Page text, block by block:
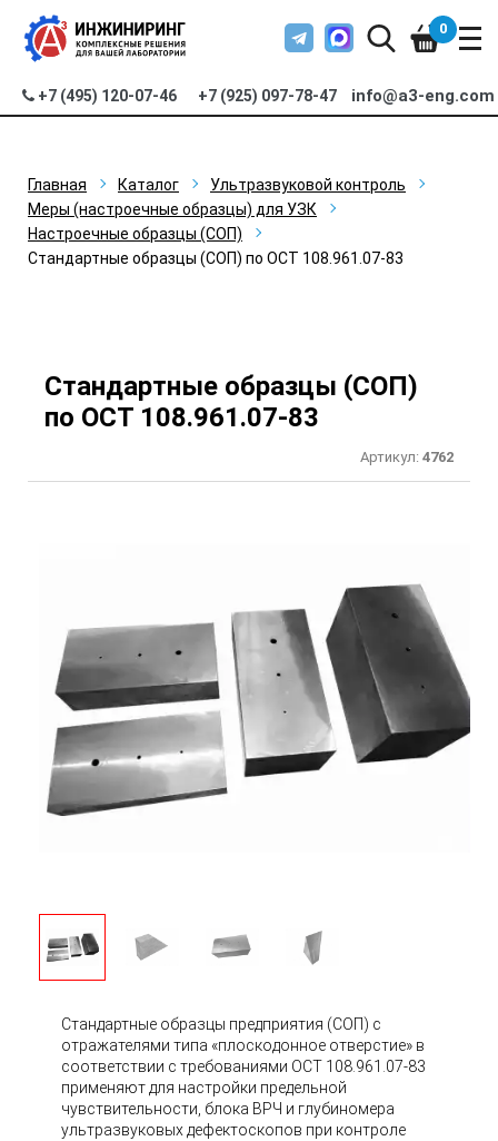
+7 (495) 120-07-46 +7 (925) 097-78-47 info@a3-eng.com
0
Главная Каталог
Ультразвуковой контроль
Меры (настроечные образцы) для УЗК
Настроечные образцы (СОП)
Стандартные образцы (СОП) по ОСТ 108.961.07-83
Стандартные образцы (СОП)
по ОСТ 108.961.07-83
Артикул: 4762
Стандартные образцы предприятия (СОП) с
отражателями типа «плоскодонное отверстие» в
соответствии с требованиями ОСТ 108.961.07-83
применяют для настройки предельной
чувствительности, блока ВРЧ и глубиномера
ультразвуковых дефектоскопов при контроле